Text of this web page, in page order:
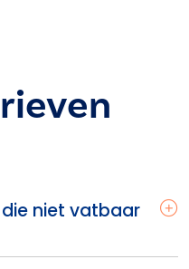
niet vatbaar